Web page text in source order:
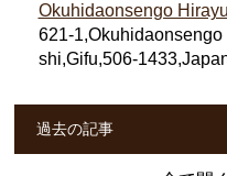
Okuhidaonsengo
621-1,Okuhidaonsengo
shi,Gifu,506-
過去の記事